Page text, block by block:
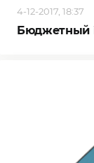
4-12-2017, 18:37
Бюджетный